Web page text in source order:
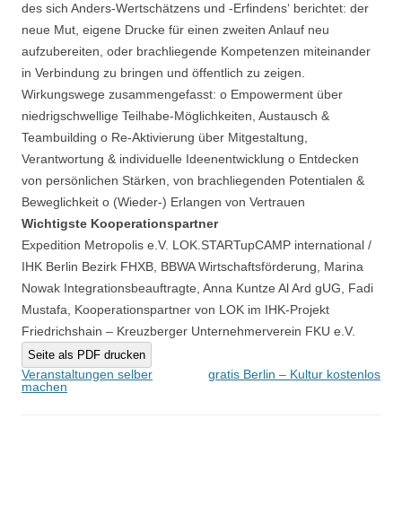
des sich Anders-Wertschätzens und -Erfindens‘ berichtet: der
neue Mut, eigene Drucke für einen zweiten Anlauf neu
aufzubereiten, oder brachliegende Kompetenzen miteinander
in Verbindung zu bringen und öffentlich zu zeigen.
Wirkungswege zusammengefasst: o Empowerment über
niedrigschwellige Teilhabe-Möglichkeiten, Austausch &
Teambuilding o Re-Aktivierung über Mitgestaltung,
Verantwortung & individuelle Ideenentwicklung o Entdecken
von persönlichen Stärken, von brachliegenden Potentialen &
Beweglichkeit o (Wieder-) Erlangen von Vertrauen
Wichtigste Kooperationspartner
Expedition Metropolis e.V. LOK.STARTupCAMP international /
IHK Berlin Bezirk FHXB, BBWA Wirtschaftsförderung, Marina
Nowak Integrationsbeauftragte, Anna Kuntze Al Ard gUG, Fadi
Mustafa, Kooperationspartner von LOK im IHK-Projekt
Friedrichshain – Kreuzberger Unternehmerverein FKU e.V.
Seite als PDF drucken
Beitragsnavigation
Veranstaltungen selber
machen
gratis Berlin – Kultur kostenlos